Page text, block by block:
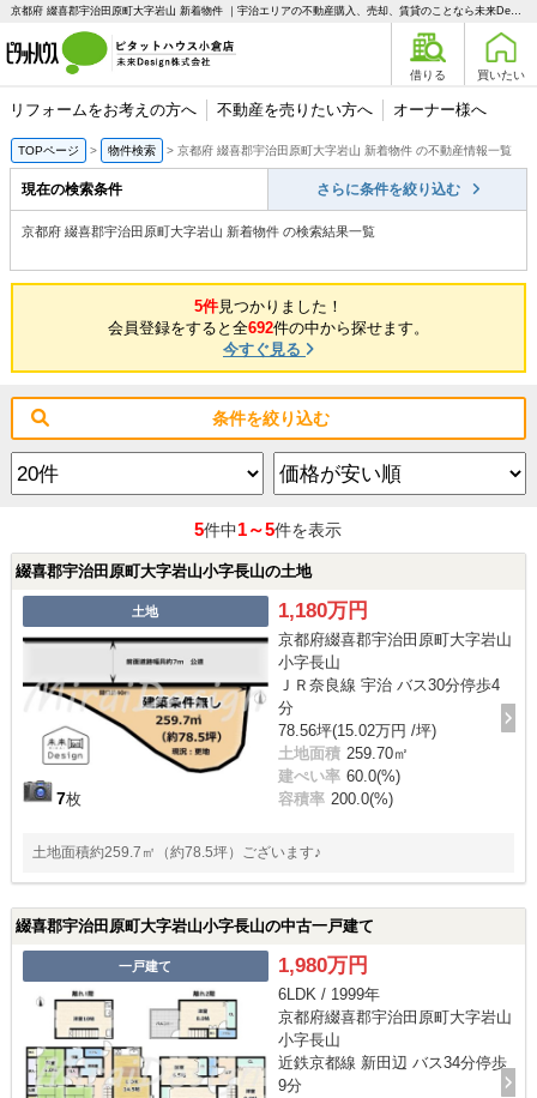
京都府 綴喜郡宇治田原町大字岩山 新着物件 ｜宇治エリアの不動産購入、売却、賃貸のことなら未来Designへ
借りる 買いたい
リフォームをお考えの方へ 不動産を売りたい方へ オーナー様へ
TOPページ 物件検索 京都府 綴喜郡宇治田原町大字岩山 新着物件 の不動産情報一覧
現在の検索条件 さらに条件を絞り込む
京都府 綴喜郡宇治田原町大字岩山 新着物件 の検索結果一覧
5件見つかりました！
会員登録をすると全692件の中から探せます。
今すぐ見る
条件を絞り込む
5件中1～5件を表示
綴喜郡宇治田原町大字岩山小字長山の土地
土地
7枚
1,180万円
京都府綴喜郡宇治田原町大字岩山
小字長山
ＪＲ奈良線 宇治 バス30分停歩4
分
78.56坪(15.02万円 /坪)
土地面積 259.70㎡
建ぺい率 60.0(%)
容積率 200.0(%)
土地面積約259.7㎡（約78.5坪）ございます♪
綴喜郡宇治田原町大字岩山小字長山の中古一戸建て
一戸建て 1,980万円
6LDK / 1999年
京都府綴喜郡宇治田原町大字岩山
小字長山
近鉄京都線 新田辺 バス34分停歩
9分